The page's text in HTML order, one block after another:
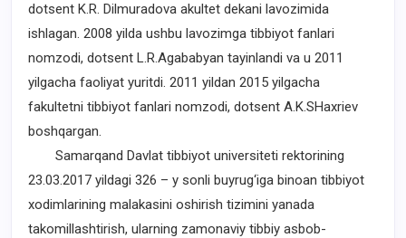
dotsent K.R. Dilmuradova akultet dekani lavozimida
ishlagan. 2008 yilda ushbu lavozimga tibbiyot fanlari
nomzodi, dotsent L.R.Agababyan tayinlandi va u 2011
yilgacha faoliyat yuritdi. 2011 yildan 2015 yilgacha
fakultetni tibbiyot fanlari nomzodi, dotsent A.K.SHaxriev
boshqargan.
Samarqand Davlat tibbiyot universiteti rektorining
23.03.2017 yildagi 326 – y sonli buyrug‘iga binoan tibbiyot
xodimlarining malakasini oshirish tizimini yanada
takomillashtirish, ularning zamonaviy tibbiy asbob-